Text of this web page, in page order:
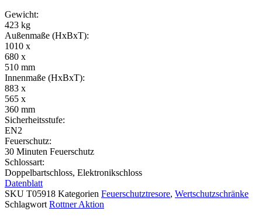
Gewicht:
423 kg
Außenmaße (HxBxT):
1010 x
680 x
510 mm
Innenmaße (HxBxT):
883 x
565 x
360 mm
Sicherheitsstufe:
EN2
Feuerschutz:
30 Minuten Feuerschutz
Schlossart:
Doppelbartschloss, Elektronikschloss
Datenblatt
SKU T05918 Kategorien Feuerschutztresore, Wertschutzschränke
Schlagwort Rottner Aktion